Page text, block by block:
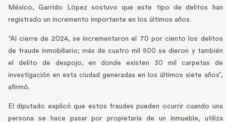
México, Garrido López sostuvo que este tipo de delitos han
registrado un incremento importante en los últimos años.
“Al cierre de 2024, se incrementaron el 70 por ciento los delitos
de fraude inmobiliario; más de cuatro mil 500 se dieron y también
el delito de despojo, en donde existen 30 mil carpetas de
investigación en esta ciudad generadas en los últimos siete años”,
afirmó.
El diputado explicó que estos fraudes pueden ocurrir cuando una
persona se hace pasar por propietaria de un inmueble, utiliza